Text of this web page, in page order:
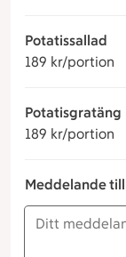
Potatissallad
189 kr/portion
189 kronor per
Potatisgratäng
189 kr/portion
189 kronor per
Meddelande